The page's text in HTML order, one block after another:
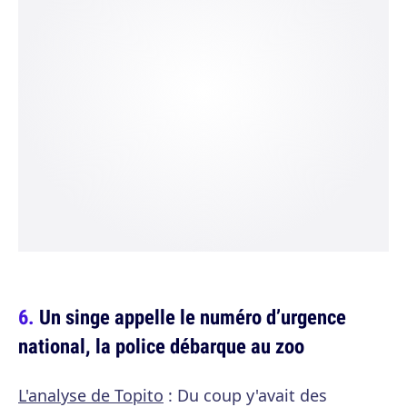
Un singe appelle le numéro d’urgence
national, la police débarque au zoo
L'analyse de Topito : Du coup y'avait des